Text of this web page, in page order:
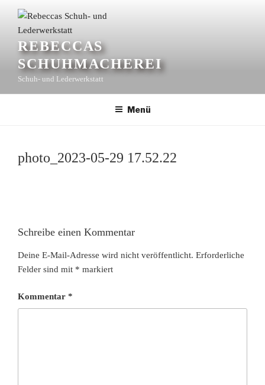
Inhalt
springen
REBECCAS
SCHUHMACHEREI
Schuh- und Lederwerkstatt
Menü
photo_2023-05-29 17.52.22
Schreibe einen Kommentar
Deine E-Mail-Adresse wird nicht veröffentlicht. Erforderliche
Felder sind mit * markiert
Kommentar *